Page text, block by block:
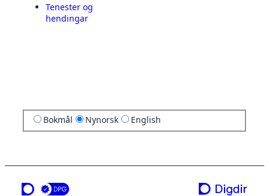
Tenester og
hendingar
Bokmål Nynorsk English